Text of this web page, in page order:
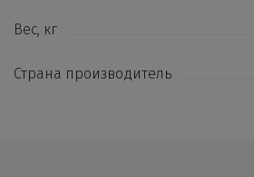
Вес, кг
Страна производитель